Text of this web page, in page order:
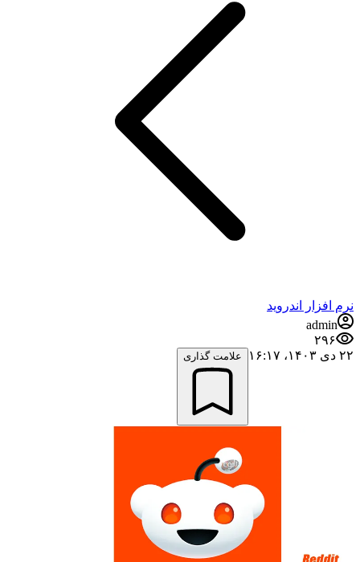
نرم افزار اندروید
admin
۲۹۶
۲۲ دی ۱۴۰۳،‏ ۱۶:۱۷
علامت گذاری